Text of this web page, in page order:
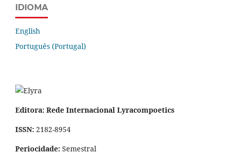
IDIOMA
English
Português (Portugal)
Editora: Rede Internacional Lyracompoetics
ISSN: 2182-8954
Periocidade: Semestral